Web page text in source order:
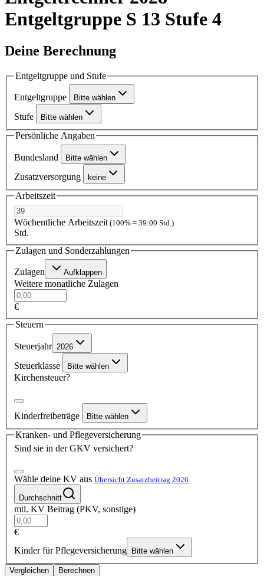
Entgeltgruppe S 13 Stufe 4
Deine Berechnung
Entgeltgruppe und Stufe
Entgeltgruppe Bitte wählen
Stufe Bitte wählen
Persönliche Angaben
Bundesland Bitte wählen
Zusatzversorgung keine
Arbeitszeit
Wöchentliche Arbeitszeit (100% = 39:00 Std.)
Std.
Zulagen und Sonderzahlungen
Zulagen Aufklappen
Weitere monatliche Zulagen
€
Steuern
Steuerjahr 2026
Steuerklasse Bitte wählen
Kirchensteuer?
Kinderfreibeträge Bitte wählen
Kranken- und Pflegeversicherung
Sind sie in der GKV versichert?
Wähle deine KV aus Übersicht Zusatzbeitrag 2026
Durchschnitt
mtl. KV Beitrag (PKV, sonstige)
€
Kinder für Pflegeversicherung
Bitte wählen
Vergleichen
Berechnen